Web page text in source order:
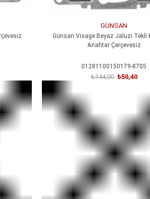
GÜNSAN
Günsan Visage Beyaz Jaluzi Tekli
Anahtar Çerçevesiz
01281100150179-8705
₺50,40
₺144,00